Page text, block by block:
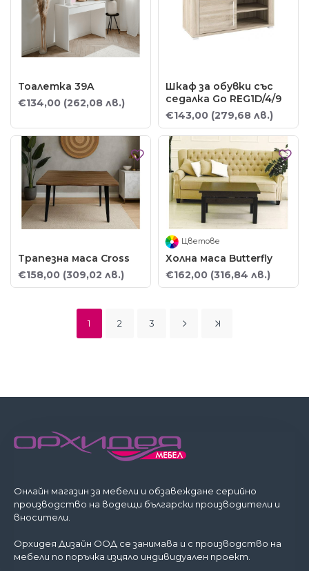
Тоалетка 39A
€134,00 (262,08 лв.)
Шкаф за обувки със
седалка Go REG1D/4/9
€143,00 (279,68 лв.)
Трапезна маса Cross
€158,00 (309,02 лв.)
Цветове
Холна маса Butterfly
€162,00 (316,84 лв.)
1 2 3
Онлайн магазин за мебели и обзавеждане серийно
производство на водещи български производители и
вносители.
Орхидея Дизайн ООД се занимава и с производство на
мебели по поръчка изцяло индивидуален проект.